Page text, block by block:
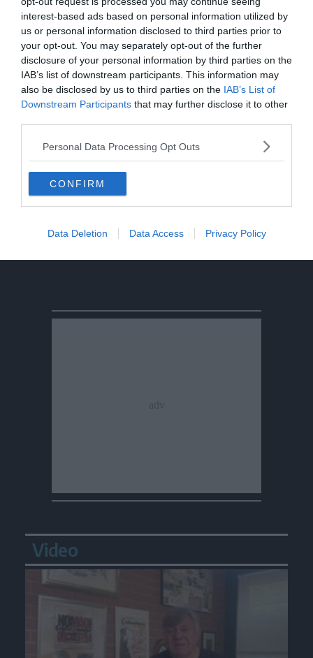
interest-based ads based on personal information utilized by
us or personal information disclosed to third parties prior to
your opt-out. You may separately opt-out of the further
disclosure of your personal information by third parties on the
IAB’s list of downstream participants. This information may
also be disclosed by us to third parties on the IAB’s List of
Downstream Participants that may further disclose it to other
Personal Data Processing Opt Outs
CONFIRM
Data Deletion Data Access Privacy Policy
nel lago a 8 metri di profondità
Solo venerdì un calo delle temperature
ma aumenteranno i temporali
Tragedia in piscina: perde la vita un
ragazzo di Trento
Tragedia sul Latemar: quattordicenne
precipita e muore
Morto Mattia Maestri: aveva 13 anni, in
coma dal 2017 dopo un formaggio
contaminato
Video